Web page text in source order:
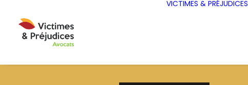
VICTIMES & PRÉJUDICES